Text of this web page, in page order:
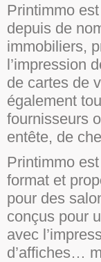
Printimmo
depuis de
immobiliers,
l’impression
de cartes de
également
fournisseurs
entête, de
Printimmo
format et
pour des
conçus pour
avec
d’affiches…